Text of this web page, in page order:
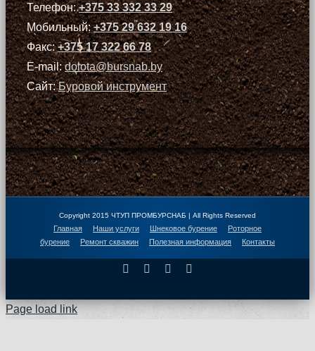
Телефон:+375 33 332 33 29
Мобильный:+375 29 632 19 16
Факс:+375 17 322 66 78
E-mail:dolota@bursnab.by
Сайт:Буровой инструмент
Copyright 2015 ЧТУП ПРОМБУРСНАБ | All Rights Reserved
Главная Наши услуги Шнековое бурение
Роторное
бурение
Ремонт скважин Полезная информация Контакты
Facebook Instagram
Page load link